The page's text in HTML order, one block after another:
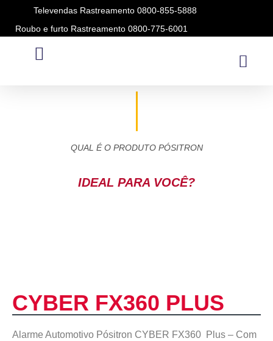
Televendas Rastreamento 0800-855-5888
Roubo e furto Rastreamento 0800-775-6001
QUAL É O PRODUTO PÓSITRON
IDEAL PARA VOCÊ?
CYBER FX360 PLUS
Alarme Automotivo Pósitron CYBER FX360 Plus – Com